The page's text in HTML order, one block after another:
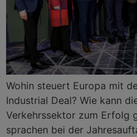
Wohin steuert Europa mit
Industrial Deal? Wie kann
Verkehrssektor zum Erfolg
sprachen bei der